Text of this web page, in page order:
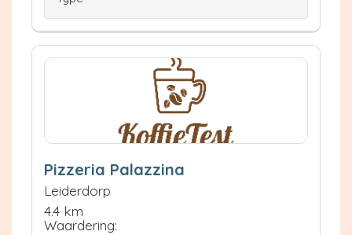
Pizzeria Palazzina
Leiderdorp
4.4 km
Waardering: